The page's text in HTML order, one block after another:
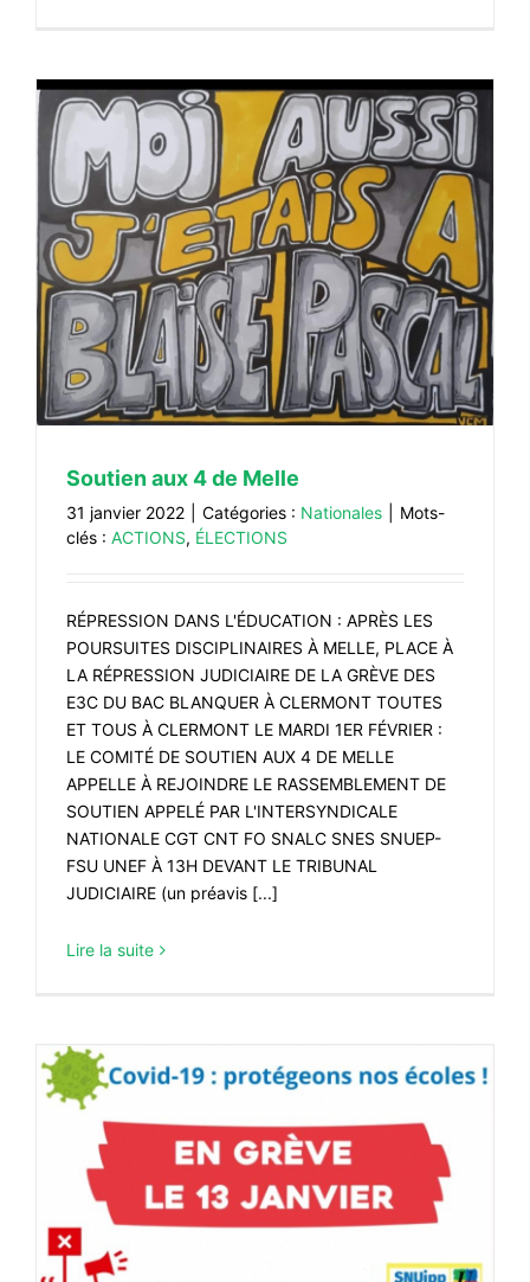
Soutien aux 4 de Melle
31 janvier 2022 Catégories : Nationales
Mots-
clés : ACTIONS, ÉLECTIONS
RÉPRESSION DANS L'ÉDUCATION : APRÈS LES
POURSUITES DISCIPLINAIRES À MELLE, PLACE À
LA RÉPRESSION JUDICIAIRE DE LA GRÈVE DES
E3C DU BAC BLANQUER À CLERMONT TOUTES
ET TOUS À CLERMONT LE MARDI 1ER FÉVRIER :
LE COMITÉ DE SOUTIEN AUX 4 DE MELLE
APPELLE À REJOINDRE LE RASSEMBLEMENT DE
SOUTIEN APPELÉ PAR L'INTERSYNDICALE
NATIONALE CGT CNT FO SNALC SNES SNUEP-
FSU UNEF À 13H DEVANT LE TRIBUNAL
JUDICIAIRE (un préavis [...]
Lire la suite